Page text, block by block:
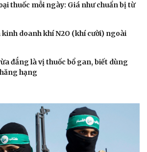
thuốc mỗi ngày: Giá như chuẩn bị từ
kinh doanh khí N2O (khí cười) ngoài
đắng là vị thuốc bổ gan, biết dùng
hạng